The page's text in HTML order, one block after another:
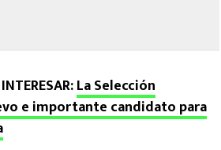
La Selección
e importante candidato para